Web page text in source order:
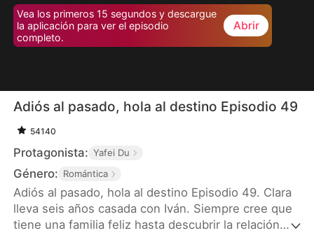
Vea los primeros 15 segundos y descargue
la aplicación para ver el episodio
completo.
Abrir
Adiós al pasado, hola al destino Episodio 49
54140
Protagonista: Yafei Du
Género: Romántica
Adiós al pasado, hola al destino Episodio 49. Clara
lleva seis años casada con Iván. Siempre cree que
tiene una familia feliz hasta descubrir la relación